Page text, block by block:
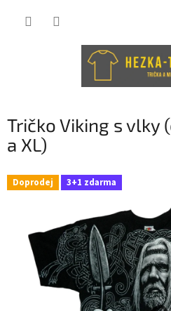
Tričko Viking s vlky
a XL)
Doprodej 3+1 zdarma